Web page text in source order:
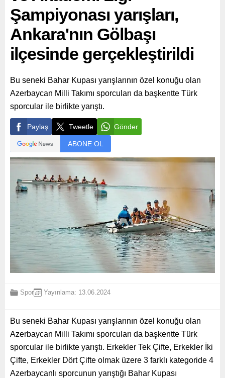
Şampiyonası yarışları,
Ankara'nın Gölbaşı
ilçesinde gerçekleştirildi
Bu seneki Bahar Kupası yarışlarının özel konuğu olan
Azerbaycan Milli Takımı sporcuları da başkentte Türk
sporcular ile birlikte yarıştı.
Paylaş Tweetle Gönder
ABONE OL
Spor Yayınlama: 13.06.2024
Bu seneki Bahar Kupası yarışlarının özel konuğu olan
Azerbaycan Milli Takımı sporcuları da başkentte Türk
sporcular ile birlikte yarıştı. Erkekler Tek Çifte, Erkekler İki
Çifte, Erkekler Dört Çifte olmak üzere 3 farklı kategoride 4
Azerbaycanlı sporcunun yarıştığı Bahar Kupası